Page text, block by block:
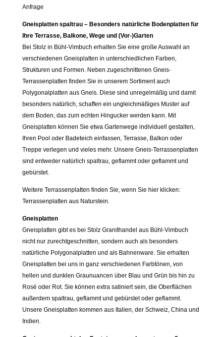
Anfrage
Gneisplatten spaltrau – Besonders natürliche Bodenplatten für
Ihre Terrasse, Balkone, Wege und (Vor-)Garten
Bei Stolz in Bühl-Vimbuch erhalten Sie eine große Auswahl an
verschiedenen Gneisplatten in unterschiedlichen Farben,
Strukturen und Formen. Neben zugeschnittenen Gneis-
Terrassenplatten finden Sie in unserem Sortiment auch
Polygonalplatten aus Gneis. Diese sind unregelmäßig und damit
besonders natürlich, schaffen ein ungleichmäßiges Muster auf
dem Boden, das zum echten Hingucker werden kann. Mit
Gneisplatten können Sie etwa Gartenwege individuell gestalten,
Ihren Pool oder Badeteich einfassen, Terrasse, Balkon oder
Treppe verlegen und vieles mehr. Unsere Gneis-Terrassenplatten
sind entweder natürlich spaltrau, geflammt oder geflammt und
gebürstet.
Weitere Terrassenplatten finden Sie, wenn Sie hier klicken:
Terrassenplatten aus Naturstein.
Gneisplatten
Gneisplatten gibt es bei Stolz Granithandel aus Bühl-Vimbuch
nicht nur zurechtgeschnitten, sondern auch als besonders
natürliche Polygonalplatten und als Bahnenware. Sie erhalten
Gneisplatten bei uns in ganz verschiedenen Farbtönen, von
hellen und dunklen Graunuancen über Blau und Grün bis hin zu
Rosé oder Rot. Sie können extra satiniert sein, die Oberflächen
außerdem spaltrau, geflammt und gebürstet oder geflammt.
Unsere Gneisplatten kommen aus Italien, der Schweiz, China und
Indien.